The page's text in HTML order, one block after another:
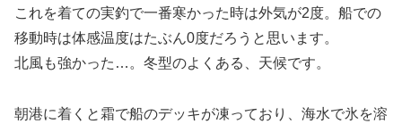
これを着ての実釣で一番寒かった時は外気が2度。船での
移動時は体感温度はたぶん0度だろうと思います。
北風も強かった…。冬型のよくある、天候です。
朝港に着くと霜で船のデッキが凍っており、海水で氷を溶